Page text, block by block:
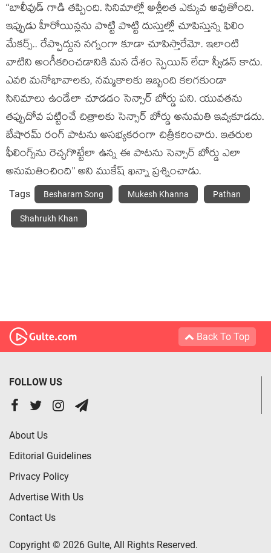
‘‘బాలీవుడ్ గాడి తప్పింది. సినిమాల్లో అశ్లీలత ఎక్కువ అవుతోంది.
ఇప్పుడు హీరోయిన్లను పొట్టి పొట్టి దుస్తుల్లో చూపిస్తున్న ఫిలిం
మేకర్స్.. రేప్పొద్దున నగ్నంగా కూడా చూపిస్తారేమో. ఇలాంటి
వాటిని అంగీకరించడానికి మన దేశం స్పెయిన్ లేదా స్వీడన్ కాదు.
ఎవరి మనోభావాలకు, నమ్మకాలకు ఇబ్బంది కలగకుండా
సినిమాలు ఉండేలా చూడడం సెన్సార్ బోర్డు పని. యువతను
తప్పుదోవ పట్టించే చిత్రాలకు సెన్సార్ బోర్డు అనుమతి ఇవ్వకూడదు.
బేషారమ్ రంగ్ పాటను అసభ్యకరంగా చిత్రీకరించారు. ఇతరుల
ఫీలింగ్స్‌ను రెచ్చగొట్టేలా ఉన్న ఈ పాటను సెన్సార్ బోర్డు ఎలా
అనుమతించింది’’ అని ముకేష్ ఖన్నా ప్రశ్నించాడు.
Tags Besharam Song Mukesh Khanna Pathan
Shahrukh Khan
Back To Top
FOLLOW US
About Us
Editorial Guidelines
Privacy Policy
Advertise With Us
Contact Us
Copyright © 2026 Gulte, All Rights Reserved.